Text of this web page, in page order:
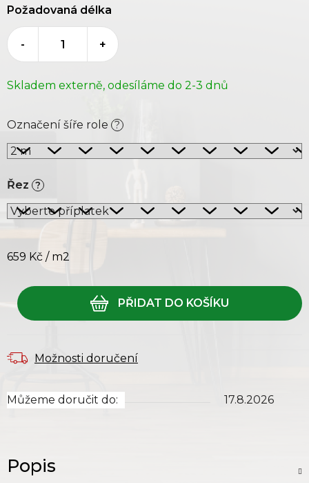
Označení šíře role ?
Řez ?
Můžeme doručit do: 17.8.2026
659 Kč / m2
Skladem externě, odesíláme do 2-3 dnů
Možnosti doručení
Požadovaná délka
- +
Popis